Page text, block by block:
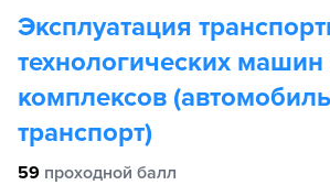
Эксплуатация
технологических машин
комплексов
транспорт)
59 проходной балл